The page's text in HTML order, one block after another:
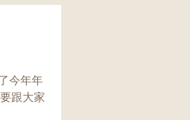
今年年
跟大家